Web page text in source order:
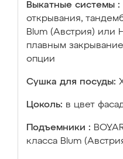
Выкатные системы :
открывания,
Blum (Австрия) или
плавным
опции
Сушка для посуды:
Цоколь: в цвет
Подъемники :
класса Blum